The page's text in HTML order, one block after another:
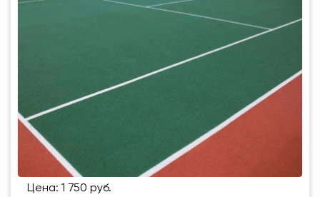
Цена: 1 750 руб.